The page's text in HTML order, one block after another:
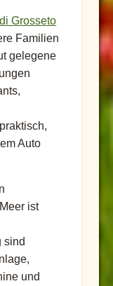
Grosseto
Familien
gelegene
Auto
ist
sind
und